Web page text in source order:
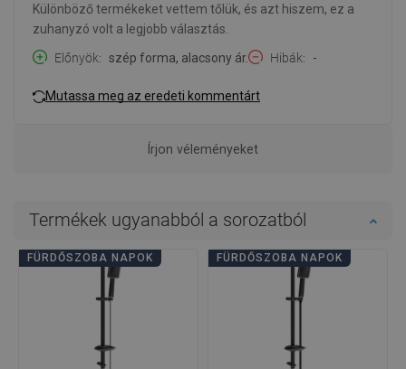
Különböző termékeket vettem tőlük, és azt hiszem, ez a
zuhanyzó volt a legjobb választás.
Előnyök
szép forma, alacsony ár. Hibák -
Mutassa meg az eredeti kommentárt
Írjon véleményeket
Termékek ugyanabból a sorozatból
FÜRDŐSZOBA NAPOK FÜRDŐSZOBA NAPOK